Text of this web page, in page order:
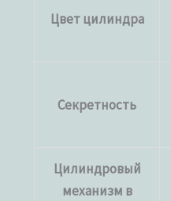
Цвет цилиндра
Секретность
Цилиндровый
механизм в